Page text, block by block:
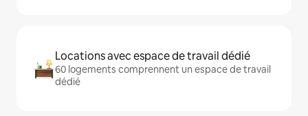
Locations avec espace de travail dédié
60 logements comprennent un espace de travail
dédié